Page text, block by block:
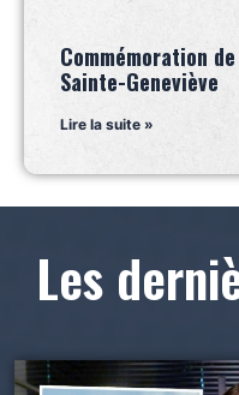
Commémoration
Sainte-Geneviève
Lire la suite »
Les